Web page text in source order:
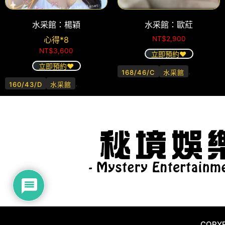
水采館：楊穎
心得*8
NT$3,600
立即預約❤️
160/43/D 水采館 .
水采館：歐葒
NT$2,900
立即預約❤️
168/46/C 水采館 .